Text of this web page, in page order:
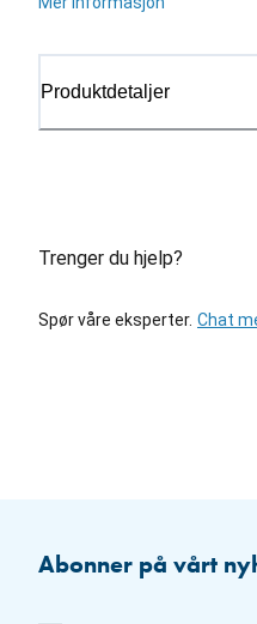
Produktdetaljer
Trenger du hjelp?
Spør våre eksperter. Chat
Abonner på vårt